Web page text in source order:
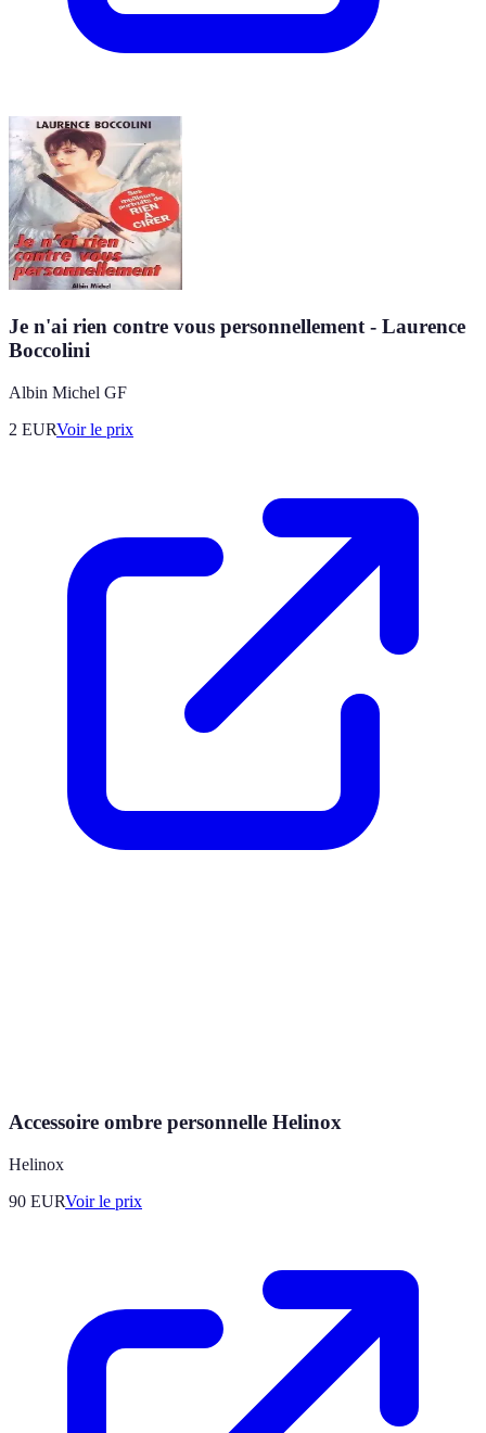
Je n'ai rien contre vous personnellement - Laurence
Boccolini
Albin Michel GF
2 EURVoir le prix
Accessoire ombre personnelle Helinox
Helinox
90 EURVoir le prix